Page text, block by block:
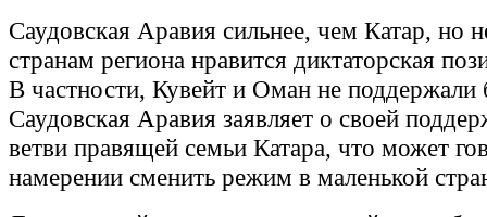
Саудовская Аравия сильнее, чем Катар, но
странам региона нравится диктаторская
В частности, Кувейт и Оман не поддержали
Саудовская Аравия заявляет о своей
ветви правящей семьи Катара, что может
намерении сменить режим в маленькой